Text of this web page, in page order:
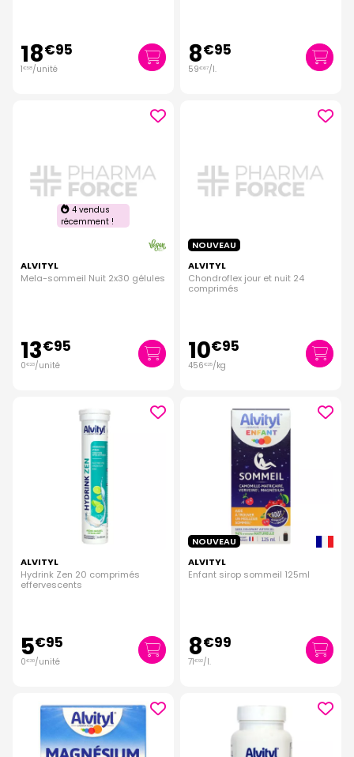
18€95
1€58/unité 8€95
59€67/l.
4 vendus
récemment !
ALVITYL
Mela-sommeil Nuit 2x30 gélules
13€95
0€23/unité
NOUVEAU
ALVITYL
Chondroflex jour et nuit 24
comprimés
10€95
456€25/kg
ALVITYL
Hydrink Zen 20 comprimés
effervescents
5€95
0€30/unité
NOUVEAU
ALVITYL
Enfant sirop sommeil 125ml
8€99
71€92/l.